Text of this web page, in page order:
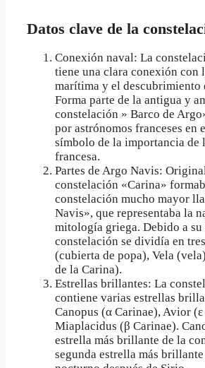
Datos clave de la
Conexión naval: La
tiene una clara conexión con
marítima y el descubrimiento
Forma parte de la antigua y
constelación » Barco de
por astrónomos franceses
símbolo de la importancia de
francesa.
Partes de Argo Navis:
constelación «Carina»
constelación mucho mayor
Navis», que representaba la
mitología griega. Debido a su
constelación se dividía en
(cubierta de popa), Vela
de la Carina).
Estrellas brillantes: La
contiene varias estrellas
Canopus (α Carinae), Avior
Miaplacidus (β Carinae).
estrella más brillante de la
segunda estrella más